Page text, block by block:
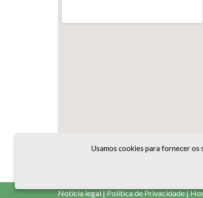
Notícia legal|Política de Privacidade|
Usamos cookies para fornecer